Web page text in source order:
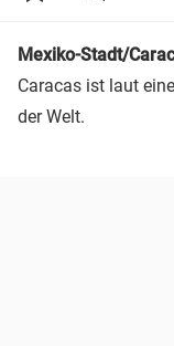
Mexiko-Stadt/
Caracas ist laut
der Welt.